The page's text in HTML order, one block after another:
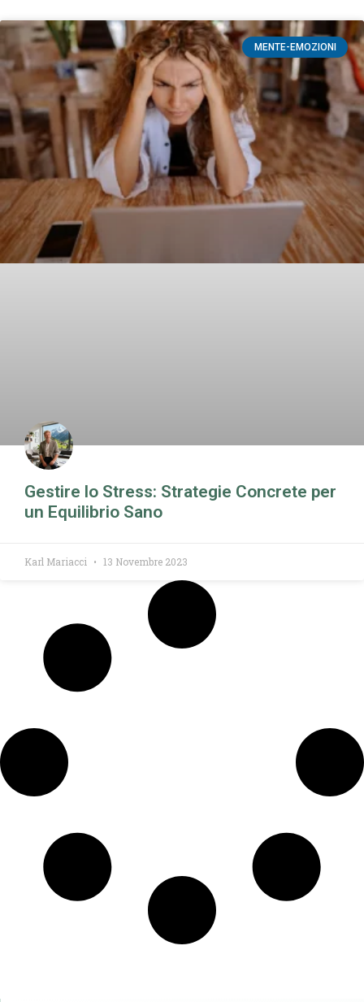
MENTE-EMOZIONI
Gestire lo Stress: Strategie Concrete per
un Equilibrio Sano
Karl Mariacci 13 Novembre 2023